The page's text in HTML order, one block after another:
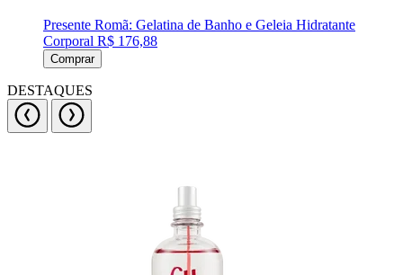
Presente Romã: Gelatina de Banho e Geleia Hidratante
Corporal R$ 176,88
Comprar
DESTAQUES